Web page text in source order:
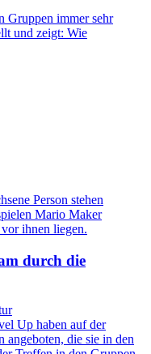
Gruppen immer sehr
und zeigt: Wie
durch die
Up haben auf der
angeboten, die sie in den